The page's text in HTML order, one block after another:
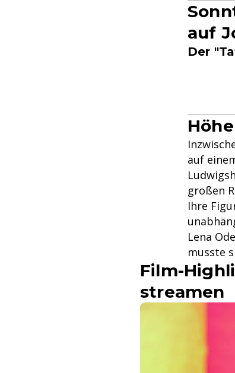
auf
Der
auf
großen
Ihre
Lena
musste
Film-
streamen